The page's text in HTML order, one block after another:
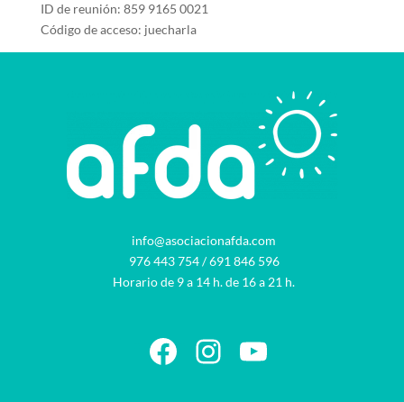
ID de reunión: 859 9165 0021
Código de acceso: juecharla
info@asociacionafda.com
976 443 754/691 846 596
Horario de 9 a 14 h. de 16 a 21 h.
Facebook
Instagram
YouTube